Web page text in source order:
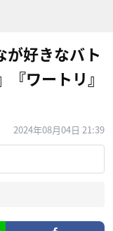
が好きなバト
『ワートリ』
2024年08月04日 21:39